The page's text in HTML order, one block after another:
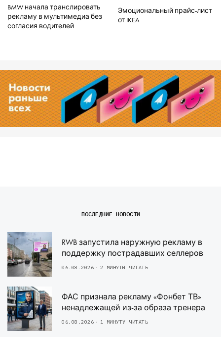
BMW начала транслировать
рекламу в мультимедиа без
согласия водителей
Эмоциональный прайс-лист
от IKEA
ПОСЛЕДНИЕ НОВОСТИ
RWB запустила наружную рекламу в
поддержку пострадавших селлеров
06.08.2026 2 МИНУТЫ ЧИТАТЬ
ФАС признала рекламу «Фонбет ТВ»
ненадлежащей из-за образа тренера
06.08.2026 1 МИНУТУ ЧИТАТЬ